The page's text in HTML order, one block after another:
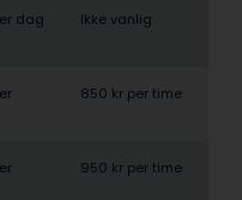
dag Ikke vanlig
850 kr per time
950 kr per time